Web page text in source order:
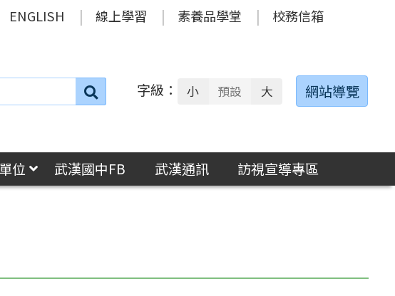
ENGLISH 線上學習 素養品學堂 校務信箱
搜
字級： 小 預設 大 網站導覽
位 武漢國中FB 武漢通訊
訪視宣導專區